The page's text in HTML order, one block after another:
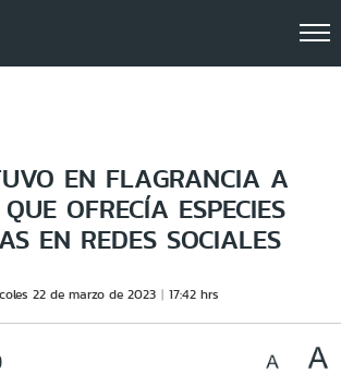
EN FLAGRANCIA A
OFRECÍA ESPECIES
EN REDES SOCIALES
22 de marzo de 2023 17:42 hrs